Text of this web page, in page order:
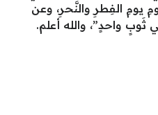
يومِ الفِطرِ والنَّحرِ، وعن
ثَوبٍ واحدٍ”، والله أعلم.